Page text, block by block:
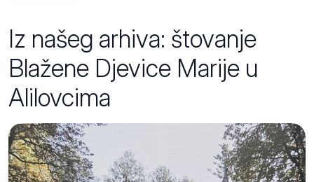
Iz našeg arhiva: štovanje
Blažene Djevice Marije u
Alilovcima